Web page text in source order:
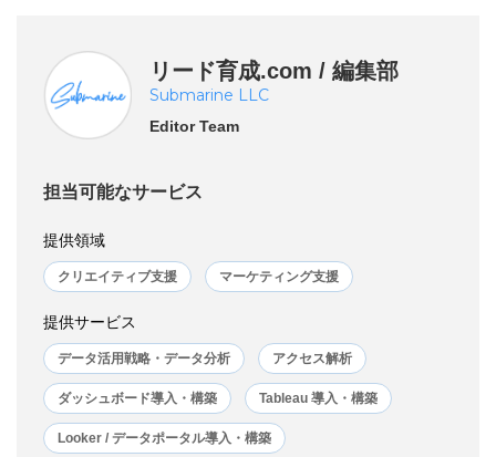
リード育成.com / 編集部
Submarine LLC
Editor Team
担当可能なサービス
提供領域
クリエイティブ支援 マーケティング支援
提供サービス
データ活用戦略・データ分析 アクセス解析
ダッシュボード導入・構築 Tableau 導入・構築
Looker / データポータル導入・構築